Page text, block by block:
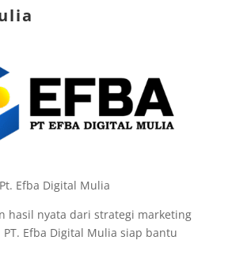
Pt. Efba Digital Mulia
hasil nyata dari strategi marketing
Efba Digital Mulia siap bantu